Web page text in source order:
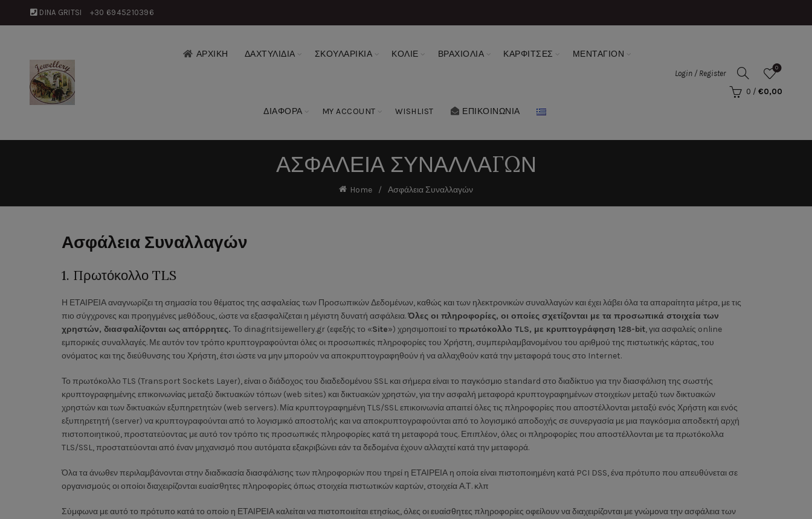
DINA GRITSI +30 6945210396
ΑΡΧΙΚΗ ΔΑΧΤΥΛΙΔΙΑ ΣΚΟΥΛΑΡΙΚΙΑ ΚΟΛΙΕ ΒΡΑΧΙΟΛΙΑ ΚΑΡΦΙΤΣΕΣ ΜΕΝΤΑΓΙΟΝ
ΔΙΑΦΟΡΑ MY ACCOUNT WISHLIST ΕΠΙΚΟΙΝΩΝΙΑ
Login / Register
0
0 / €0,00
ΑΣΦΆΛΕΙΑ ΣΥΝΑΛΛΑΓΏΝ
Home Ασφάλεια Συναλλαγών
Ασφάλεια Συναλλαγών
1. Πρωτόκολλο TLS
Η ΕΤΑΙΡΕΙΑ αναγνωρίζει τη σημασία του θέματος της ασφαλείας των Προσωπικών Δεδομένων, καθώς και των ηλεκτρονικών συναλλαγών και έχει λάβει όλα τα απαραίτητα μέτρα, με τις
πιο σύγχρονες και προηγμένες μεθόδους, ώστε να εξασφαλίζεται η μέγιστη δυνατή ασφάλεια.Όλες οι πληροφορίες, οι οποίες σχετίζονται με τα προσωπικά στοιχεία των
χρηστών, διασφαλίζονται ως απόρρητες. Το dinagritsijewellery.gr (εφεξής το «Site») χρησιμοποιεί το πρωτόκολλο TLS, με κρυπτογράφηση 128-bit, για ασφαλείς online
εμπορικές συναλλαγές. Με αυτόν τον τρόπο κρυπτογραφούνται όλες οι προσωπικές πληροφορίες του Χρήστη, συμπεριλαμβανομένου του αριθμού της πιστωτικής κάρτας, του
ονόματος και της διεύθυνσης του Χρήστη, έτσι ώστε να μην μπορούν να αποκρυπτογραφηθούν ή να αλλαχθούν κατά την μεταφορά τους στο Internet.
Το πρωτόκολλο TLS (Transport Sockets Layer), είναι ο διάδοχος του διαδεδομένου SSL και σήμερα είναι το παγκόσμιο standard στο διαδίκτυο για την διασφάλιση της σωστής
κρυπτογραφημένης επικοινωνίας μεταξύ δικτυακών τόπων (web sites) και δικτυακών χρηστών, για την ασφαλή μεταφορά κρυπτογραφημένων στοιχείων μεταξύ των δικτυακών
χρηστών και των δικτυακών εξυπηρετητών (web servers). Μία κρυπτογραφημένη TLS/SSL επικοινωνία απαιτεί όλες τις πληροφορίες που αποστέλλονται μεταξύ ενός Χρήστη και ενός
εξυπηρετητή (server) να κρυπτογραφούνται από το λογισμικό αποστολής και να αποκρυπτογραφούνται από το λογισμικό αποδοχής σε συνεργασία με μια παγκόσμια αποδεκτή αρχή
πιστοποιητικού, προστατεύοντας με αυτό τον τρόπο τις προσωπικές πληροφορίες κατά τη μεταφορά τους. Επιπλέον, όλες οι πληροφορίες που αποστέλλονται με τα πρωτόκολλα
TLS/SSL, προστατεύονται από έναν μηχανισμό που αυτόματα εξακριβώνει εάν τα δεδομένα έχουν αλλαχτεί κατά την μεταφορά.
Όλα τα άνωθεν περιλαμβάνονται στην διαδικασία διασφάλισης των πληροφοριών που τηρεί η ΕΤΑΙΡΕΙΑ η οποία είναι πιστοποιημένη κατά PCI DSS, ένα πρότυπο που απευθύνεται σε
οργανισμούς οι οποίοι διαχειρίζονται ευαίσθητες πληροφορίες όπως στοιχεία πιστωτικών καρτών, στοιχεία Α.Τ. κλπ
Σύμφωνα με αυτό το πρότυπο κατά το οποίο η ΕΤΑΙΡΕΙΑ καλείται να πιστοποιείται ετησίως, όλες οι ευαίσθητες πληροφορίες οφείλουν να διαχειρίζονται με γνώμονα την ασφάλεια των